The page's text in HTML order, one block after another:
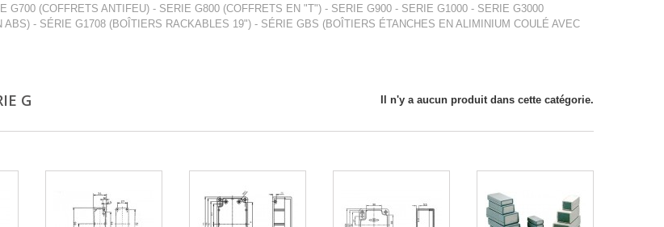
G700 (COFFRETS ANTIFEU) - SERIE G800 (COFFRETS EN "T") - SERIE G900 - SERIE G1000 - SERIE G3000
ABS) - SÉRIE G1708 (BOÎTIERS RACKABLES 19") - SÉRIE GBS (BOÎTIERS ÉTANCHES EN ALIMINIUM COULÉ AVEC
G Il n'y a aucun produit dans cette catégorie.